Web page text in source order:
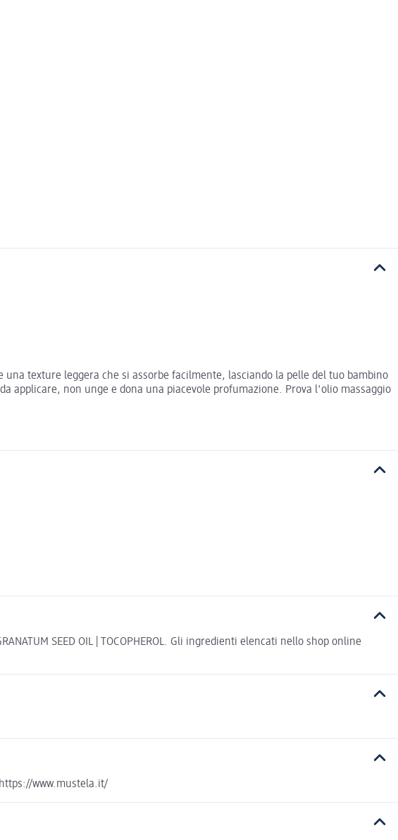
texture leggera che si assorbe facilmente, lasciando la pelle del tuo bambino
applicare, non unge e dona una piacevole profumazione. Prova l'olio massaggio
GRANATUM SEED OIL | TOCOPHEROL. Gli ingredienti elencati nello shop online
www.mustela.it/